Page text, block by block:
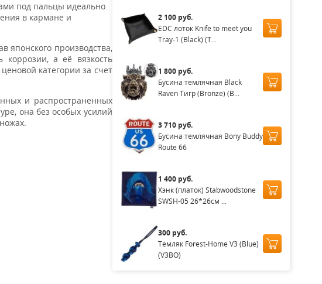
под пальцы идеально
в кармане и
японского производства,
коррозии, а её вязкость
категории за счет
и распространенных
она без особых усилий
2 100 руб.
EDC лоток Knife to meet you
Tray-1 (Black) (T...
1 800 руб.
Бусина темлячная Black
Raven Тигр (Bronze) (B...
3 710 руб.
Бусина темлячная Bony Buddy
Route 66
1 400 руб.
Хэнк (платок) Stabwoodstone
SWSH-05 26*26см ...
300 руб.
Темляк Forest-Home V3 (Blue)
(V3BO)